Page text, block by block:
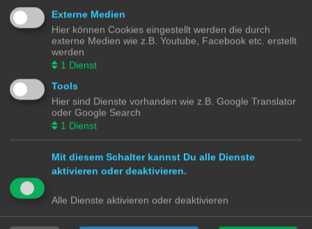
Einrichtung von EnOcean in Home Assistant
Letzter Beitrag vonOsorkon
Antworten:7
Rating: 13.33%
FT55 soll Shelly1 schalten (toggle)
Letzter Beitrag von
LAN8720 an ESP32
Letzter Beitrag vonWolfgangFB«Mo 30. Sep 2024, 10:47
Antworten:2
Problem Aeotec Zi-Stick > zigbee2mqtt
Letzter Beitrag von
Heatit Z-TRM3 meldet plötzlich nur noch sporadisch Werte
Letzter Beitrag von
Antworten:
Rating: 6.67%
Externe Medien
Hier können Cookies eingestellt werden die durch
externe Medien wie z.B. Youtube, Facebook etc. erstellt
werden
1 Dienst
Tools
Hier sind Dienste vorhanden wie z.B. Google Translator
oder Google Search
1 Dienst
Mit diesem Schalter kannst Du alle Dienste
aktivieren oder deaktivieren.
Alle Dienste aktivieren oder deaktivieren